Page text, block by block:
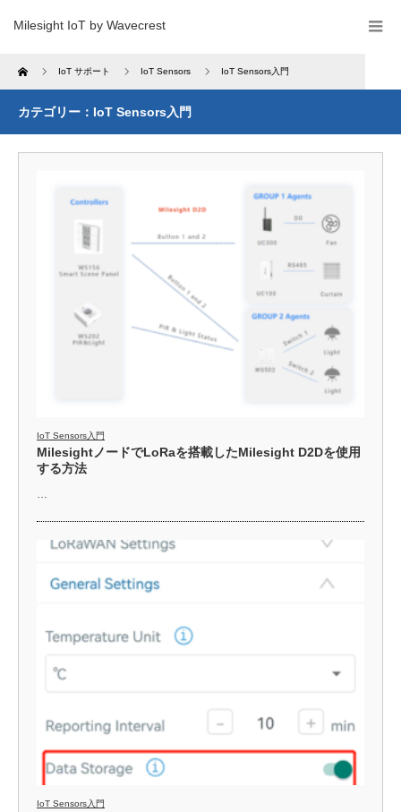
Milesight IoT by Wavecrest
Home IoT サポート IoT Sensors IoT Sensors入門
カテゴリー：IoT Sensors入門
IoT Sensors入門
MilesightノードでLoRaを搭載したMilesight D2Dを使用
する方法
IoT Sensors入門